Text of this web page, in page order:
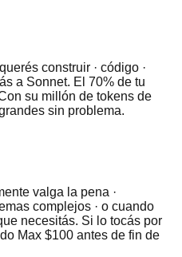
construir · código ·
a Sonnet. El 70% de tu
su millón de tokens de
sin problema.
valga la pena ·
complejos · o cuando
necesitás. Si lo tocás por
Max $100 antes de fin de